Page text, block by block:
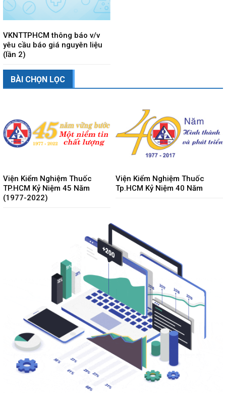
VKNTTPHCM thông báo v/v
yêu cầu báo giá nguyên liệu
(lần 2)
BÀI CHỌN LỌC
Viện Kiểm Nghiệm Thuốc
TP.HCM Kỷ Niệm 45 Năm
(1977-2022)
Viện Kiểm Nghiệm Thuốc
Tp.HCM Kỷ Niệm 40 Năm